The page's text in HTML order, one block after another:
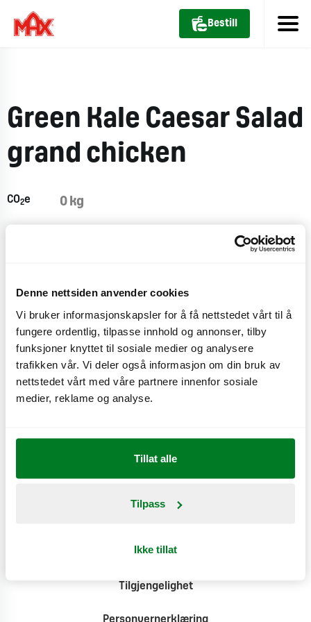
Denne nettsiden anvender cookies
Vi bruker informasjonskapsler for å få nettstedet vårt til å
fungere ordentlig, tilpasse innhold og annonser, tilby
funksjoner knyttet til sosiale medier og analysere
trafikken vår. Vi deler også informasjon om din bruk av
nettstedet vårt med våre partnere innenfor sosiale
medier, reklame og analyse.
Tillat alle
Tilpass
Ikke tillat
Bestill
Green Kale Caesar Salad​
grand chicken
CO2e 0 kg
Produktinformasjon
Klimat
Pressesenter
Tilgjengelighet
Personvernerklæring